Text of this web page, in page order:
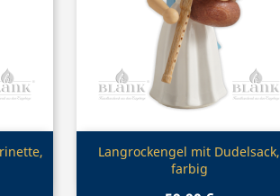
Vorschau
Langrockengel mit Dudelsack,
farbig